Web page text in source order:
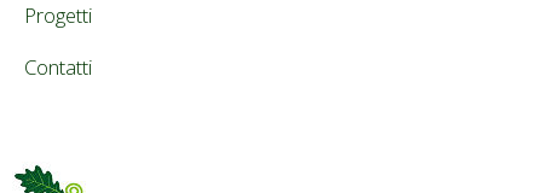
Progetti
Contatti